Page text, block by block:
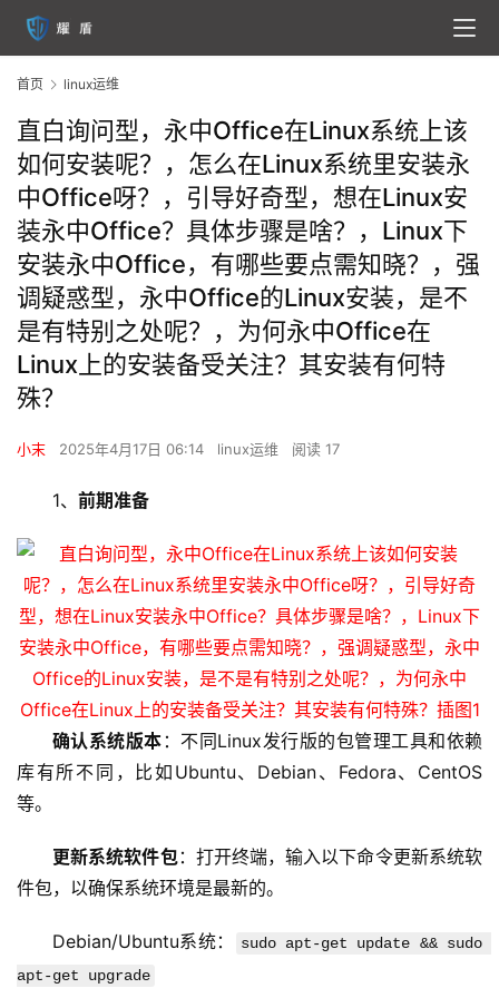
首页 linux运维
直白询问型，永中Office在Linux系统上该
如何安装呢？，怎么在Linux系统里安装永
中Office呀？，引导好奇型，想在Linux安
装永中Office？具体步骤是啥？，Linux下
安装永中Office，有哪些要点需知晓？，强
调疑惑型，永中Office的Linux安装，是不
是有特别之处呢？，为何永中Office在
Linux上的安装备受关注？其安装有何特
殊？
小末 2025年4月17日 06:14 linux运维 阅读 17
1、 前期准备
确认系统版本 ：不同Linux发行版的包管理工具和依赖
库有所不同，比如Ubuntu、Debian、Fedora、CentOS
等。
更新系统软件包：打开终端，输入以下命令更新系统软
件包，以确保系统环境是最新的。
Debian/Ubuntu系统：
sudo apt-get update && sudo
apt-get upgrade